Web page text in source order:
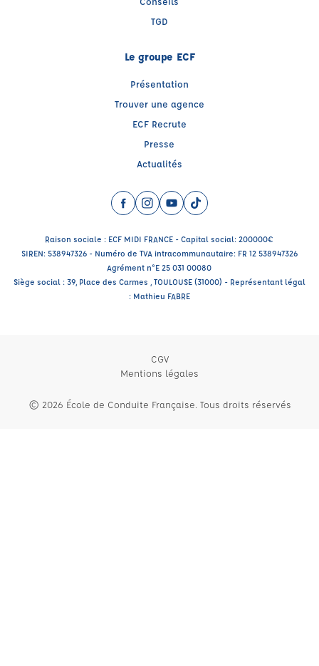
TGD
Le groupe ECF
Présentation
Trouver une agence
ECF Recrute
Presse
Actualités
Facebook (nouvelle fenêtre)
Instagram (nouvelle fenêtre)
YouTube (nouvelle fenêtre)
TikTok (nouvelle fenêtre)
Raison sociale : ECF MIDI FRANCE - Capital social: 200000€
SIREN: 538947326 - Numéro de TVA intracommunautaire: FR 12 538947326
Agrément n°E 25 031 00080
Siège social : 39, Place des Carmes , TOULOUSE (31000) - Représentant légal
: Mathieu FABRE
CGV
Mentions légales
© 2026 École de Conduite Française. Tous droits réservés